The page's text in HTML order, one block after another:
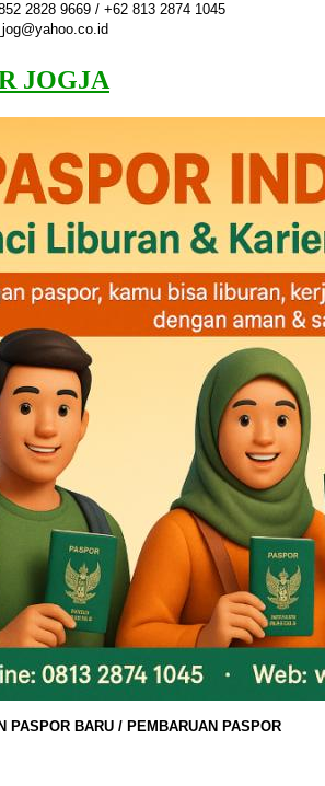
2828 9669 / +62 813 2874 1045
JOGJA
PASPOR BARU / PEMBARUAN PASPOR